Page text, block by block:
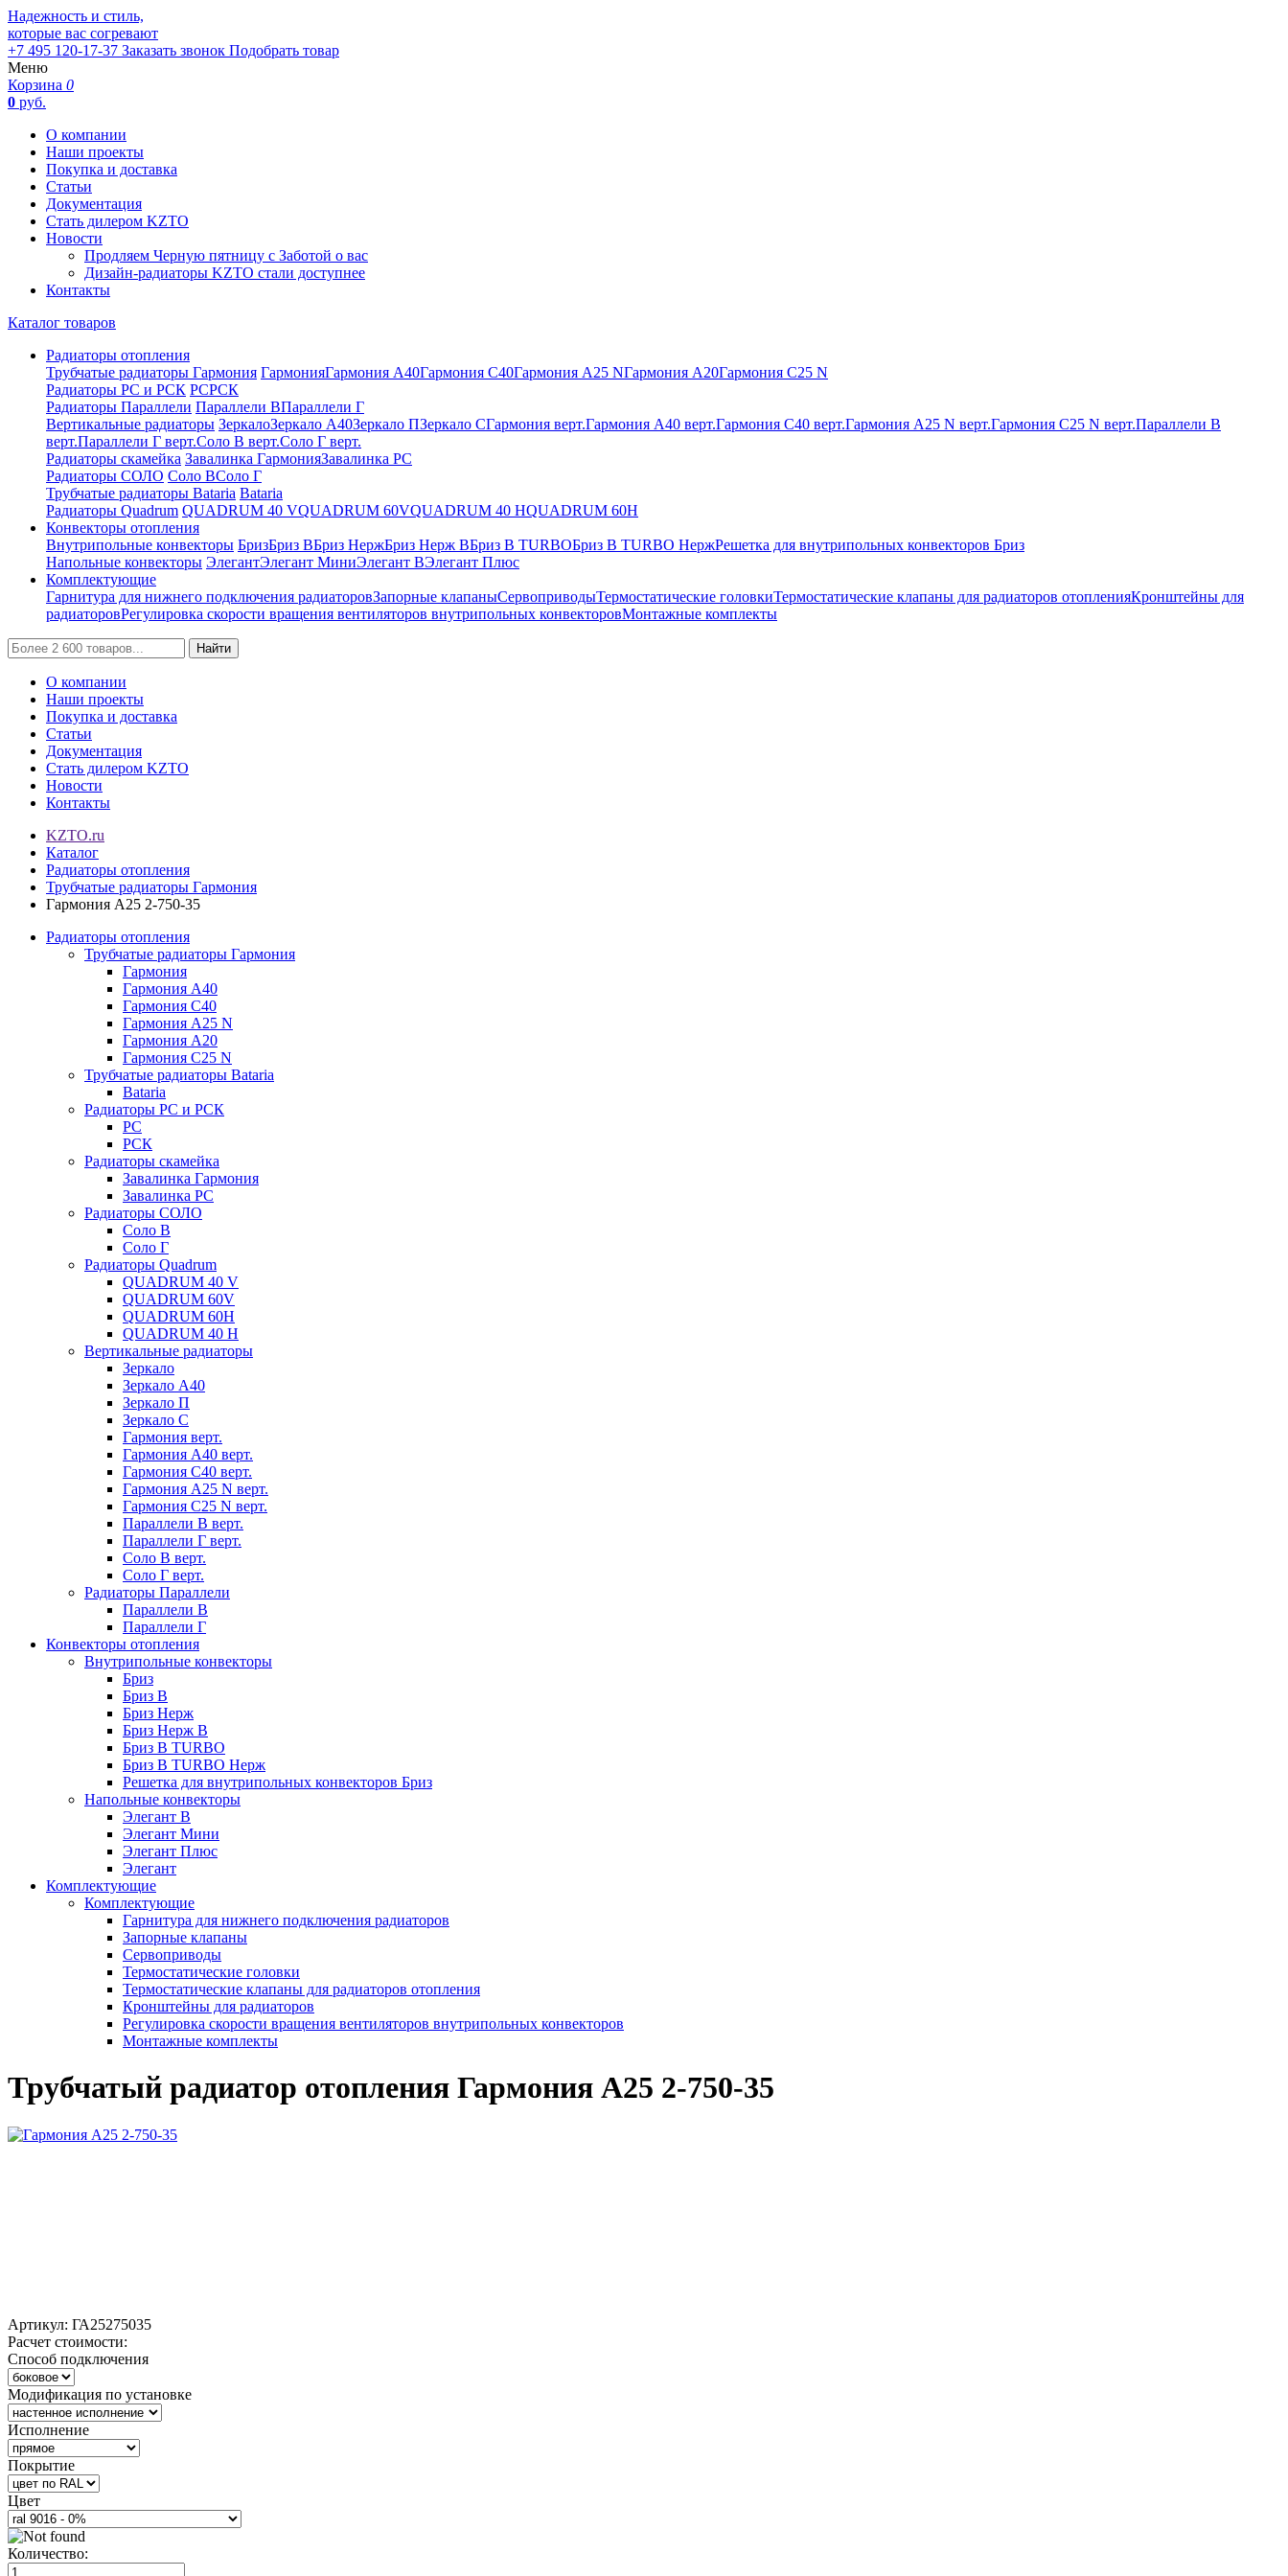
Надежность и стиль,
которые вас согревают
+7 495 120-17-37 Заказать звонок Подобрать товар
Меню
Корзина 0
0 руб.
О компании
Наши проекты
Покупка и доставка
Статьи
Документация
Стать дилером KZTO
Новости
Продляем Черную пятницу с Заботой о вас
Дизайн-радиаторы KZTO стали доступнее
Контакты
Каталог товаров
Радиаторы отопления
Трубчатые радиаторы Гармония ГармонияГармония А40Гармония С40Гармония А25 NГармония А20Гармония С25 N
Радиаторы РС и РСК РСРСК
Радиаторы Параллели Параллели ВПараллели Г
Вертикальные радиаторы ЗеркалоЗеркало А40Зеркало ПЗеркало СГармония верт.Гармония А40 верт.Гармония С40 верт.Гармония А25 N верт.Гармония С25 N верт.Параллели В
верт.Параллели Г верт.Соло В верт.Соло Г верт.
Радиаторы скамейка Завалинка ГармонияЗавалинка РС
Радиаторы СОЛО Соло ВСоло Г
Трубчатые радиаторы Bataria Bataria
Радиаторы Quadrum QUADRUM 40 VQUADRUM 60VQUADRUM 40 HQUADRUM 60H
Конвекторы отопления
Внутрипольные конвекторы БризБриз ВБриз НержБриз Нерж ВБриз В TURBOБриз В TURBO НержРешетка для внутрипольных конвекторов Бриз
Напольные конвекторы ЭлегантЭлегант МиниЭлегант ВЭлегант Плюс
Комплектующие
Гарнитура для нижнего подключения радиаторовЗапорные клапаныСервоприводыТермостатические головкиТермостатические клапаны для радиаторов отопленияКронштейны для
радиаторовРегулировка скорости вращения вентиляторов внутрипольных конвекторовМонтажные комплекты
Найти
О компании
Наши проекты
Покупка и доставка
Статьи
Документация
Стать дилером KZTO
Новости
Контакты
KZTO.ru
Каталог
Радиаторы отопления
Трубчатые радиаторы Гармония
Гармония А25 2-750-35
Радиаторы отопления
Трубчатые радиаторы Гармония
Гармония
Гармония А40
Гармония С40
Гармония А25 N
Гармония А20
Гармония С25 N
Трубчатые радиаторы Bataria
Bataria
Радиаторы РС и РСК
РС
РСК
Радиаторы скамейка
Завалинка Гармония
Завалинка РС
Радиаторы СОЛО
Соло В
Соло Г
Радиаторы Quadrum
QUADRUM 40 V
QUADRUM 60V
QUADRUM 60H
QUADRUM 40 H
Вертикальные радиаторы
Зеркало
Зеркало А40
Зеркало П
Зеркало С
Гармония верт.
Гармония А40 верт.
Гармония С40 верт.
Гармония А25 N верт.
Гармония С25 N верт.
Параллели В верт.
Параллели Г верт.
Соло В верт.
Соло Г верт.
Радиаторы Параллели
Параллели В
Параллели Г
Конвекторы отопления
Внутрипольные конвекторы
Бриз
Бриз В
Бриз Нерж
Бриз Нерж В
Бриз В TURBO
Бриз В TURBO Нерж
Решетка для внутрипольных конвекторов Бриз
Напольные конвекторы
Элегант В
Элегант Мини
Элегант Плюс
Элегант
Комплектующие
Комплектующие
Гарнитура для нижнего подключения радиаторов
Запорные клапаны
Сервоприводы
Термостатические головки
Термостатические клапаны для радиаторов отопления
Кронштейны для радиаторов
Регулировка скорости вращения вентиляторов внутрипольных конвекторов
Монтажные комплекты
Трубчатый радиатор отопления Гармония А25 2-750-35
Артикул: ГА25275035
Расчет стоимости:
Способ подключения
Модификация по установке
Исполнение
Покрытие
Цвет
Количество: